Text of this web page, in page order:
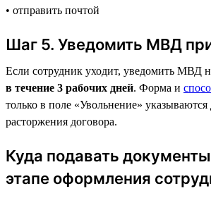
• отправить почтой
Шаг 5. Уведомить МВД
Если сотрудник уходит, уведомить МВД
в течение 3 рабочих дней. Форма и
только в поле «Увольнение»
расторжения договора.
Куда подавать
этапе оформления